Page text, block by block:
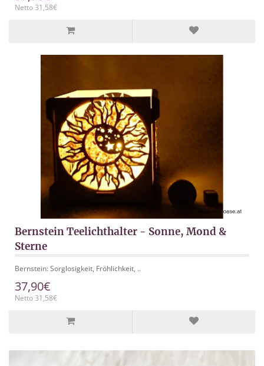
Netto 31,58€
Bernstein Teelichthalter - Sonne, Mond &
Sterne
Bernstein: Sorglosigkeit, Fröhlichkeit, ..
37,90€
Netto 31,58€